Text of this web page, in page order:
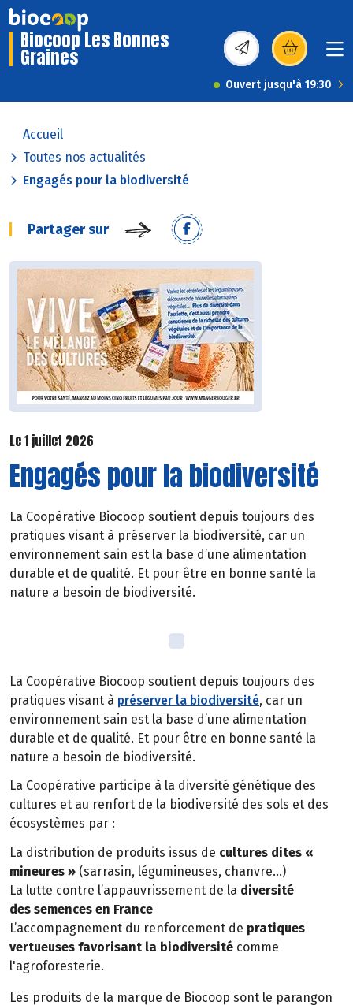
Biocoop Les Bonnes
Graines (s’ouvre dans une
Ouvert jusqu'à 19:30
Accueil
Toutes nos actualités
Engagés pour la biodiversité
Partager sur
Le 1 juillet 2026
Engagés pour la biodiversité
La Coopérative Biocoop soutient depuis toujours des
pratiques visant à préserver la biodiversité, car un
environnement sain est la base d’une alimentation
durable et de qualité. Et pour être en bonne santé la
nature a besoin de biodiversité.
La Coopérative Biocoop soutient depuis toujours des
pratiques visant à préserver la biodiversité, car un
environnement sain est la base d’une alimentation
durable et de qualité. Et pour être en bonne santé la
nature a besoin de biodiversité.
La Coopérative participe à la diversité génétique des
cultures et au renfort de la biodiversité des sols et des
écosystèmes par :
La distribution de produits issus de cultures dites «
mineures » (sarrasin, légumineuses, chanvre…)
La lutte contre l’appauvrissement de la diversité
des semences en France
L’accompagnement du renforcement de pratiques
vertueuses favorisant la biodiversité comme
l'agroforesterie.
Les produits de la marque de Biocoop sont le parangon